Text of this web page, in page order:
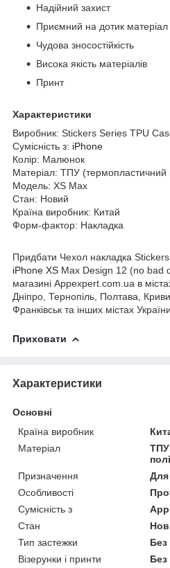
Надійний захист
Приємний на дотик матеріал
Чудова зносостійкість
Висока якість матеріалів
Принт
Характеристики
Виробник: Stickers Series TPU
Сумісність з: iPhone
Колір: Малюнок
Матеріал: ТПУ
Модель: XS Max
Стан: Новий
Країна виробник: Китай
Форм-фактор: Накладка
Придбати Чехол накладка
iPhone XS Max Design 12 (no bad
магазині Appexpert.com.ua в
Дніпро, Тернопіль, Полтава,
Франківськ та інших містах України.
Приховати
Характеристики
Основні
Країна виробник
Матеріал
ТПУ
Призначення
Особливості
Сумісність з
Стан
Тип застежки
Без
Візерунки і принти
Без